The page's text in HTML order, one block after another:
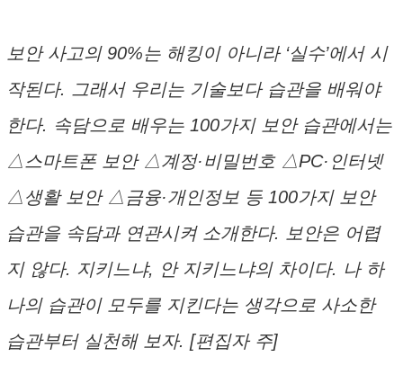
보안 사고의 90%는 해킹이 아니라 ‘실수’에서 시
작된다. 그래서 우리는 기술보다 습관을 배워야
한다. 속담으로 배우는 100가지 보안 습관에서는
△스마트폰 보안 △계정·비밀번호 △PC·인터넷
△생활 보안 △금융·개인정보 등 100가지 보안
습관을 속담과 연관시켜 소개한다. 보안은 어렵
지 않다. 지키느냐, 안 지키느냐의 차이다. 나 하
나의 습관이 모두를 지킨다는 생각으로 사소한
습관부터 실천해 보자. [편집자 주]